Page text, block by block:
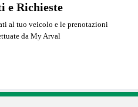
e Richieste
al tuo veicolo e le prenotazioni
da My Arval